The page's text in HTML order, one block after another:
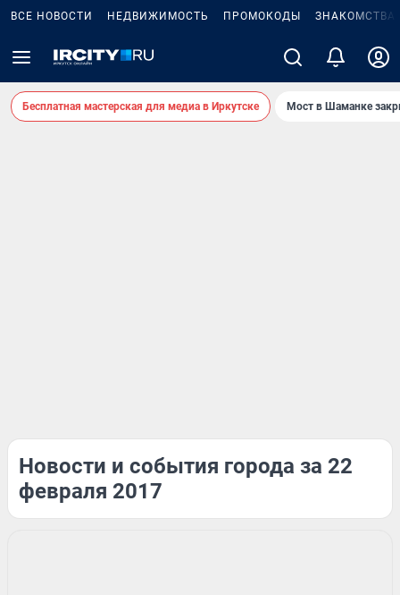
ВСЕ НОВОСТИ НЕДВИЖИМОСТЬ ПРОМОКОДЫ ЗНАКОМСТВА
Бесплатная мастерская для медиа в Иркутске Мост в Шаманке
Новости и события города за 22
февраля 2017